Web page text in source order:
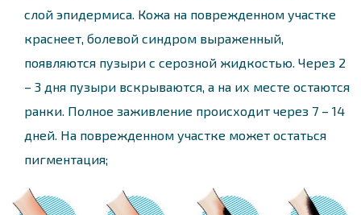
слой эпидермиса. Кожа на поврежденном участке
краснеет, болевой синдром выраженный,
появляются пузыри с серозной жидкостью. Через 2
– 3 дня пузыри вскрываются, а на их месте остаются
ранки. Полное заживление происходит через 7 – 14
дней. На поврежденном участке может остаться
пигментация;